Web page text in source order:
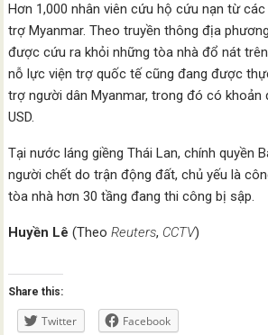
Hơn 1,000 nhân viên cứu hộ cứu nạn từ
trợ Myanmar. Theo truyền thông địa
được cứu ra khỏi những tòa nhà đổ nát
nỗ lực viện trợ quốc tế cũng đang được
trợ người dân Myanmar, trong đó có khoản
USD.
Tại nước láng giềng Thái Lan, chính quyền
người chết do trận động đất, chủ yếu là
tòa nhà hơn 30 tầng đang thi công bị sập.
Huyền Lê (TheoReuters, CCTV)
Share this:
Twitter Facebook